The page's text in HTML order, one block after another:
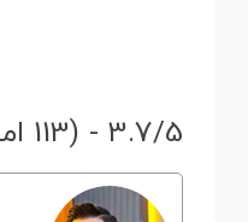
3.7/5 - (113 امتیاز)